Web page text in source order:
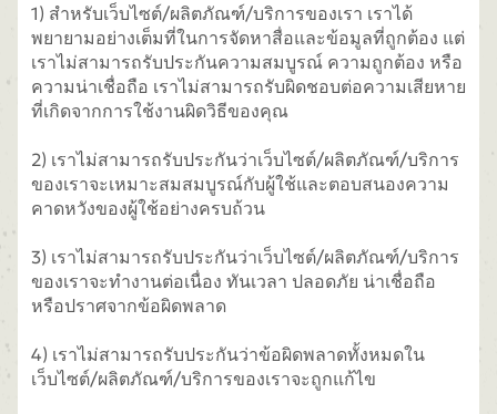
1) สำหรับเว็บไซต์/ผลิตภัณฑ์/บริการของเรา เราได้
พยายามอย่างเต็มที่ในการจัดหาสื่อและข้อมูลที่ถูกต้อง แต่
เราไม่สามารถรับประกันความสมบูรณ์ ความถูกต้อง หรือ
ความน่าเชื่อถือ เราไม่สามารถรับผิดชอบต่อความเสียหาย
ที่เกิดจากการใช้งานผิดวิธีของคุณ
2) เราไม่สามารถรับประกันว่าเว็บไซต์/ผลิตภัณฑ์/บริการ
ของเราจะเหมาะสมสมบูรณ์กับผู้ใช้และตอบสนองความ
คาดหวังของผู้ใช้อย่างครบถ้วน
3) เราไม่สามารถรับประกันว่าเว็บไซต์/ผลิตภัณฑ์/บริการ
ของเราจะทำงานต่อเนื่อง ทันเวลา ปลอดภัย น่าเชื่อถือ
หรือปราศจากข้อผิดพลาด
4) เราไม่สามารถรับประกันว่าข้อผิดพลาดทั้งหมดใน
เว็บไซต์/ผลิตภัณฑ์/บริการของเราจะถูกแก้ไข